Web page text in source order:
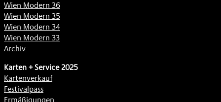
Wien Modern 36
Wien Modern 35
Wien Modern 34
Wien Modern 33
Archiv
Karten + Service 2025
Kartenverkauf
Festivalpass
Ermäßigungen